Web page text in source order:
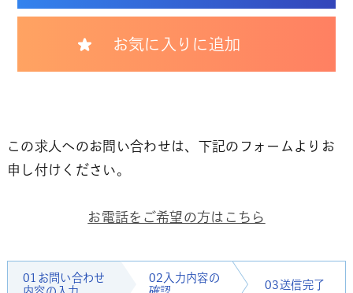
お気に入りに追加
この求人へのお問い合わせは、下記のフォームよりお
申し付けください。
お電話をご希望の方はこちら
01お問い合わせ
02入力内容の
03送信完了